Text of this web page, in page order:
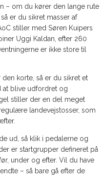
– om du kører den lange rute
er du sikret masser af
stiller med Søren Kuipers
Uggi Kaldan, efter 260
er ikke store til
korte, så er du sikret et
at blive udfordret og
stiller der en del meget
landevejstosser, som
ud, så klik i pedalerne og
er startgrupper defineret på
under og efter. Vil du have
– så bare gå efter de